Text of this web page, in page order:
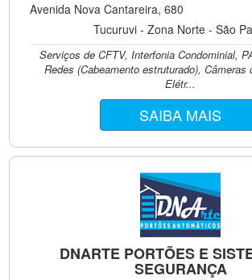
Avenida Nova Cantareira, 680
Tucuruvi - Zona Norte - São
Serviços de CFTV, Interfonia Condominial,
Redes (Cabeamento estruturado), Câmeras
Elétr...
SAIBA MAIS
DNARTE PORTÕES E
SEGURANÇA